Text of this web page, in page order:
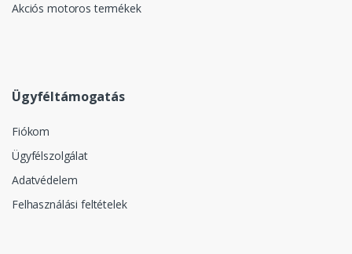
Akciós motoros termékek
Ügyféltámogatás
Fiókom
Ügyfélszolgálat
Adatvédelem
Felhasználási feltételek